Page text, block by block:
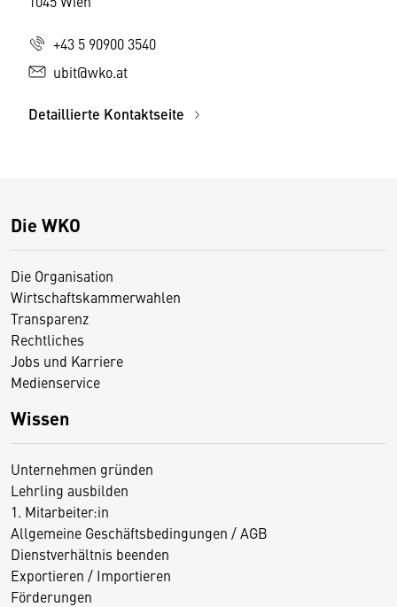
+43 5 90900 3540
ubit@wko.at
Detaillierte Kontaktseite
Die WKO
Die Organisation
Wirtschaftskammerwahlen
Transparenz
Rechtliches
Jobs und Karriere
Medienservice
Wissen
Unternehmen gründen
Lehrling ausbilden
1. Mitarbeiter:in
Allgemeine Geschäftsbedingungen / AGB
Dienstverhältnis beenden
Exportieren / Importieren
Förderungen